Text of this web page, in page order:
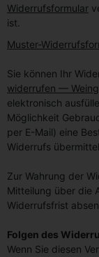
Widerrufsformular
ist.
Muster-
Sie können Ihr
widerrufen —
elektronisch
Möglichkeit
per E-Mail) eine
Widerrufs
Zur Wahrung der
Mitteilung über die
Widerrufsfrist
Folgen des
Wenn Sie diesen